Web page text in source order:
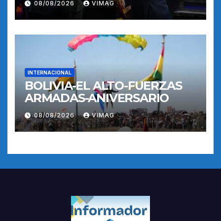
08/08/2026 VIMAG
INTERNACIONAL
BOLIVIA-EL ALTO-FUERZAS
ARMADAS-ANIVERSARIO
08/08/2026 VIMAG